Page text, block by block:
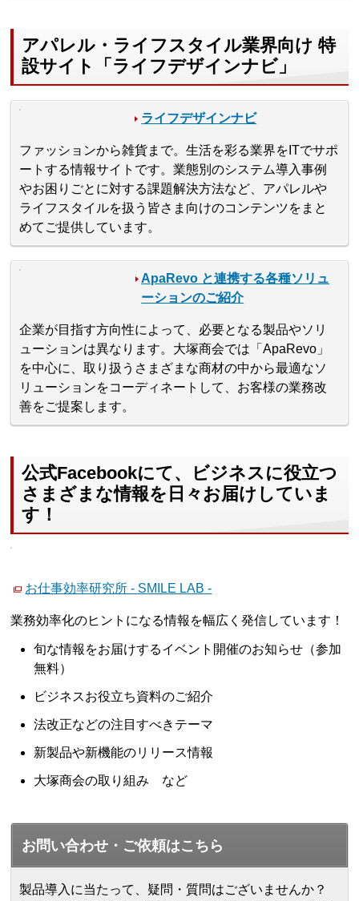
アパレル・ライフスタイル業界向け 特
設サイト「ライフデザインナビ」
ライフデザインナビ
ファッションから雑貨まで。生活を彩る業界をITでサポ
ートする情報サイトです。業態別のシステム導入事例
やお困りごとに対する課題解決方法など、アパレルや
ライフスタイルを扱う皆さま向けのコンテンツをまと
めてご提供しています。
ApaRevo と連携する各種ソリュ
ーションのご紹介
企業が目指す方向性によって、必要となる製品やソリ
ューションは異なります。大塚商会では「ApaRevo」
を中心に、取り扱うさまざまな商材の中から最適なソ
リューションをコーディネートして、お客様の業務改
善をご提案します。
公式Facebookにて、ビジネスに役立つ
さまざまな情報を日々お届けしていま
す！
お仕事効率研究所 - SMILE LAB -
業務効率化のヒントになる情報を幅広く発信しています！
旬な情報をお届けするイベント開催のお知らせ（参加
無料）
ビジネスお役立ち資料のご紹介
法改正などの注目すべきテーマ
新製品や新機能のリリース情報
大塚商会の取り組み など
お問い合わせ・ご依頼はこちら
製品導入に当たって、疑問・質問はございませんか？